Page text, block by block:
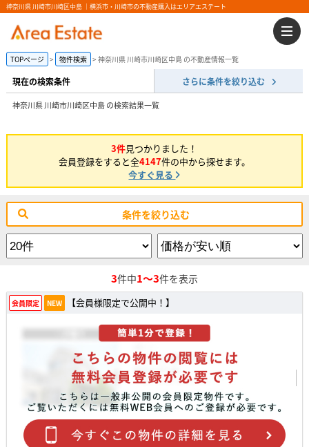
神奈川県 川崎市川崎区中島 ｜横浜市・川崎市の不動産購入はエリアエステート
TOPページ 物件検索 神奈川県 川崎市川崎区中島 の不動産情報一覧
現在の検索条件 さらに条件を絞り込む
神奈川県 川崎市川崎区中島 の検索結果一覧
3件見つかりました！
会員登録をすると全4147件の中から探せます。
今すぐ見る
条件を絞り込む
3件中1～3件を表示
会員限定 NEW 【会員様限定で公開中！】